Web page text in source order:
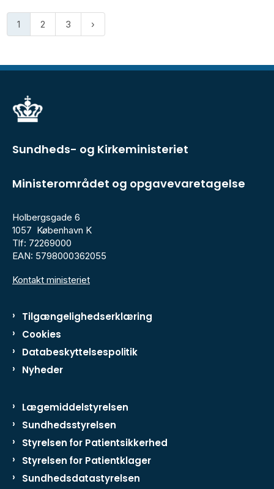
1 2 3
Sundheds- og Kirkeministeriet
Ministerområdet og opgavevaretagelse
Holbergsgade 6
1057 København K
Tlf: 72269000
EAN: 5798000362055
Kontakt ministeriet
Tilgængelighedserklæring
Cookies
Databeskyttelsespolitik
Nyheder
Lægemiddelstyrelsen
Sundhedsstyrelsen
Styrelsen for Patientsikkerhed
Styrelsen for Patientklager
Sundhedsdatastyrelsen